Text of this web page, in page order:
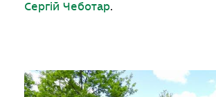
Сергій Чеботар.